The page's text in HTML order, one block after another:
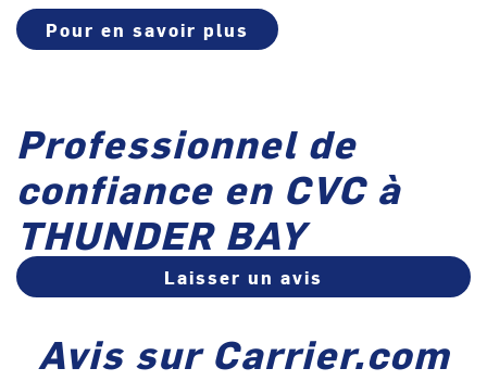
Pour en savoir plus
Professionnel de
confiance en CVC à
THUNDER BAY
Laisser un avis
Avis sur Carrier.com